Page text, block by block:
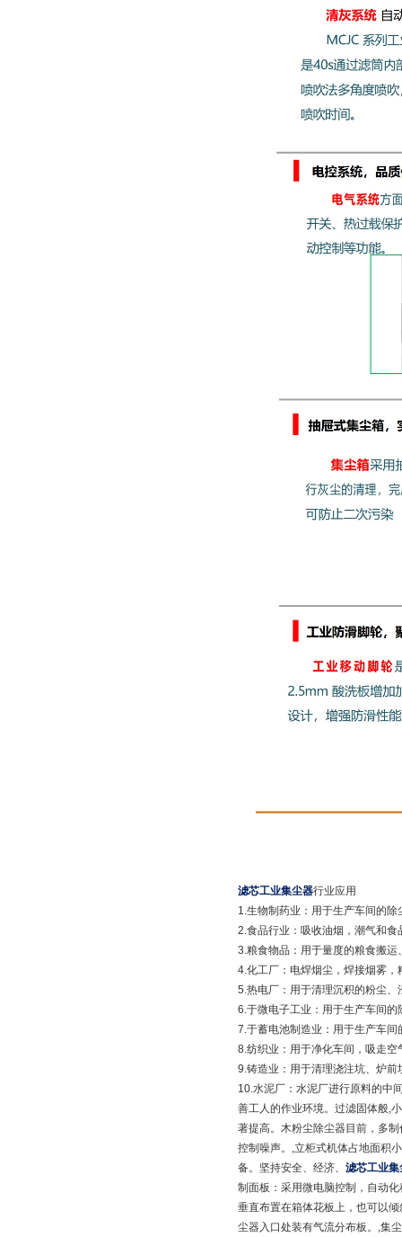
滤芯工业集尘器行业应用
1.生物制药业：用于生产车间的除
2.食品行业：吸收油烟，潮气和食
3.粮食物品：用于量度的粮食搬
4.化工厂：电焊烟尘，焊接烟雾
5.热电厂：用于清理沉积的粉尘
6.于微电子工业：用于生产车间
7.于蓄电池制造业：用于生产车间
8.纺织业：用于净化车间，吸走空
9.铸造业：用于清理浇注坑、炉
10.水泥厂：水泥厂进行原料的中
善工人的作业环境。过滤固体般,
著提高。木粉尘除尘器目前，多
控制噪声。,立柜式机体占地面积
备。坚持安全、经济、 滤芯工业集
制面板：采用微电脑控制，自动
垂直布置在箱体花板上，也可以
尘器入口处装有气流分布板。,集